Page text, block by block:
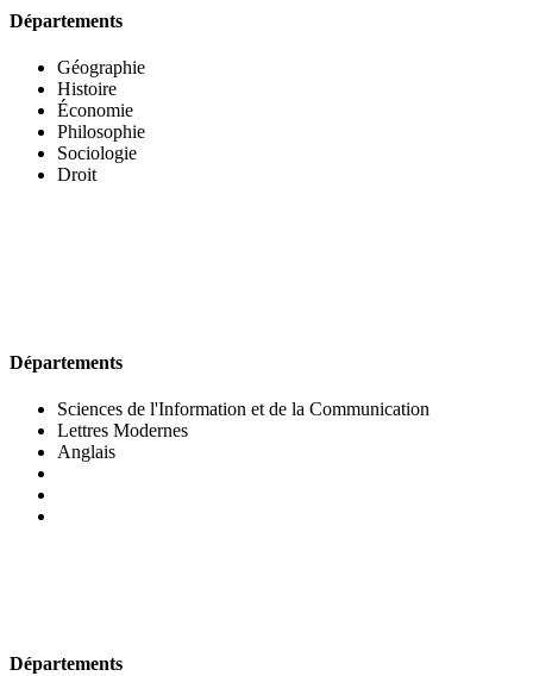
Départements
Géographie
Histoire
Économie
Philosophie
Sociologie
Droit
Départements
Sciences de l'Information et de la Communication
Lettres Modernes
Anglais
Départements